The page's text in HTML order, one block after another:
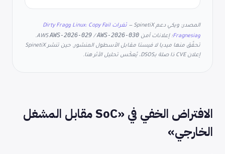
المصدر: ويكي دعم SpinetiX —
ثغرات Linux: Copy Fail وDirty Frag
وFragnesia
؛ إعلانات أمن AWS AWS-2026-029 /AWS-2026-030
.
تحقّق منها ميديا لا فيستا مقابل الأسطول المنشور. حين تنشر SpinetiX
إعلان CVE ذا صلة بـDSOS، يُعكَس تحليل الأثر هنا.
الافتراض الخفي في «SoC مقابل المشغل
الخارجي»